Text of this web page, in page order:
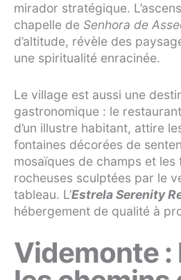
mirador stratégique.
chapelle de Senhora de
d’altitude, révèle des
une spiritualité enracinée.
Le village est aussi une
gastronomique : le restaurant
d’un illustre habitant, attire
fontaines décorées de
mosaïques de champs et les
rocheuses sculptées par le
tableau. L’Estrela Serenity
hébergement de qualité à
Videmonte :